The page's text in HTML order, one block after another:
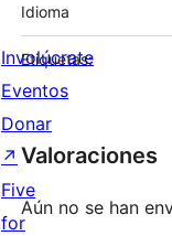
Idioma
Etiquetas:
Valoraciones
Aún no se han
Involúcrate
Eventos
Donar
↗
Five
for